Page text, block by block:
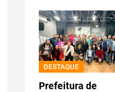
DESTAQUE
Prefeitura de